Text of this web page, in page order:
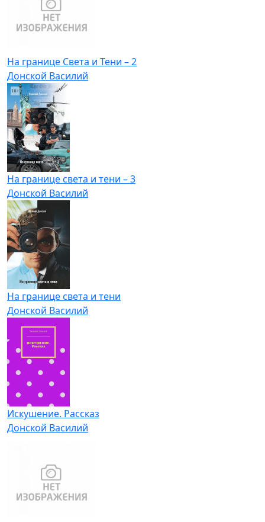
На границе Света и Тени – 2
Донской Василий
На границе света и тени – 3
Донской Василий
На границе света и тени
Донской Василий
Искушение. Рассказ
Донской Василий